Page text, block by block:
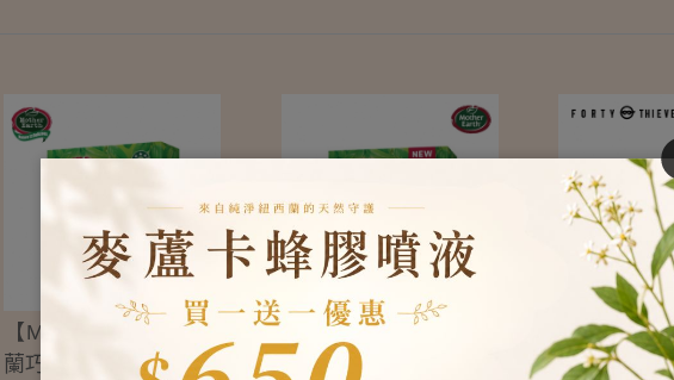
【Mother Earth】紐西
蘭巧克力布朗尼營養威
【Mother Earth】紐西
蘭焦糖巧克力燕麥蛋白
【Forty
蘭頂級堅果